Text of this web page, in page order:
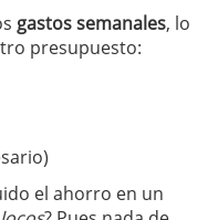
gastos semanales, lo
presupuesto:
el ahorro en un